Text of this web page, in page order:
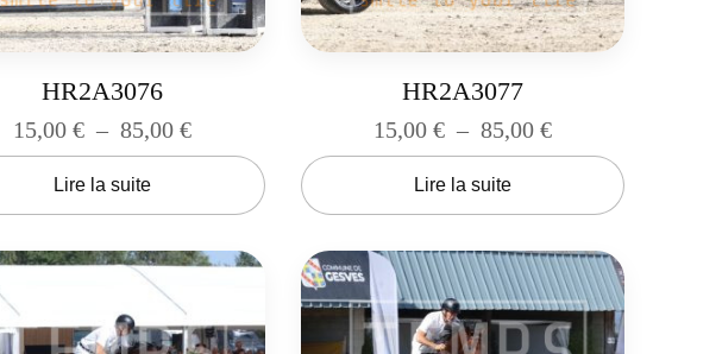
HR2A3076
15,00€ – 85,00€
Lire la suite
HR2A3077
15,00 € – 85,00 €
Lire la suite